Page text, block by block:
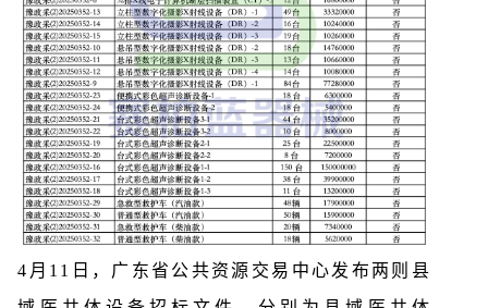
4月11日，广东省公共资源交易中心发布两则县